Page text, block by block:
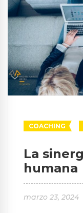
COACHING
La
humana
marzo 23, 2024